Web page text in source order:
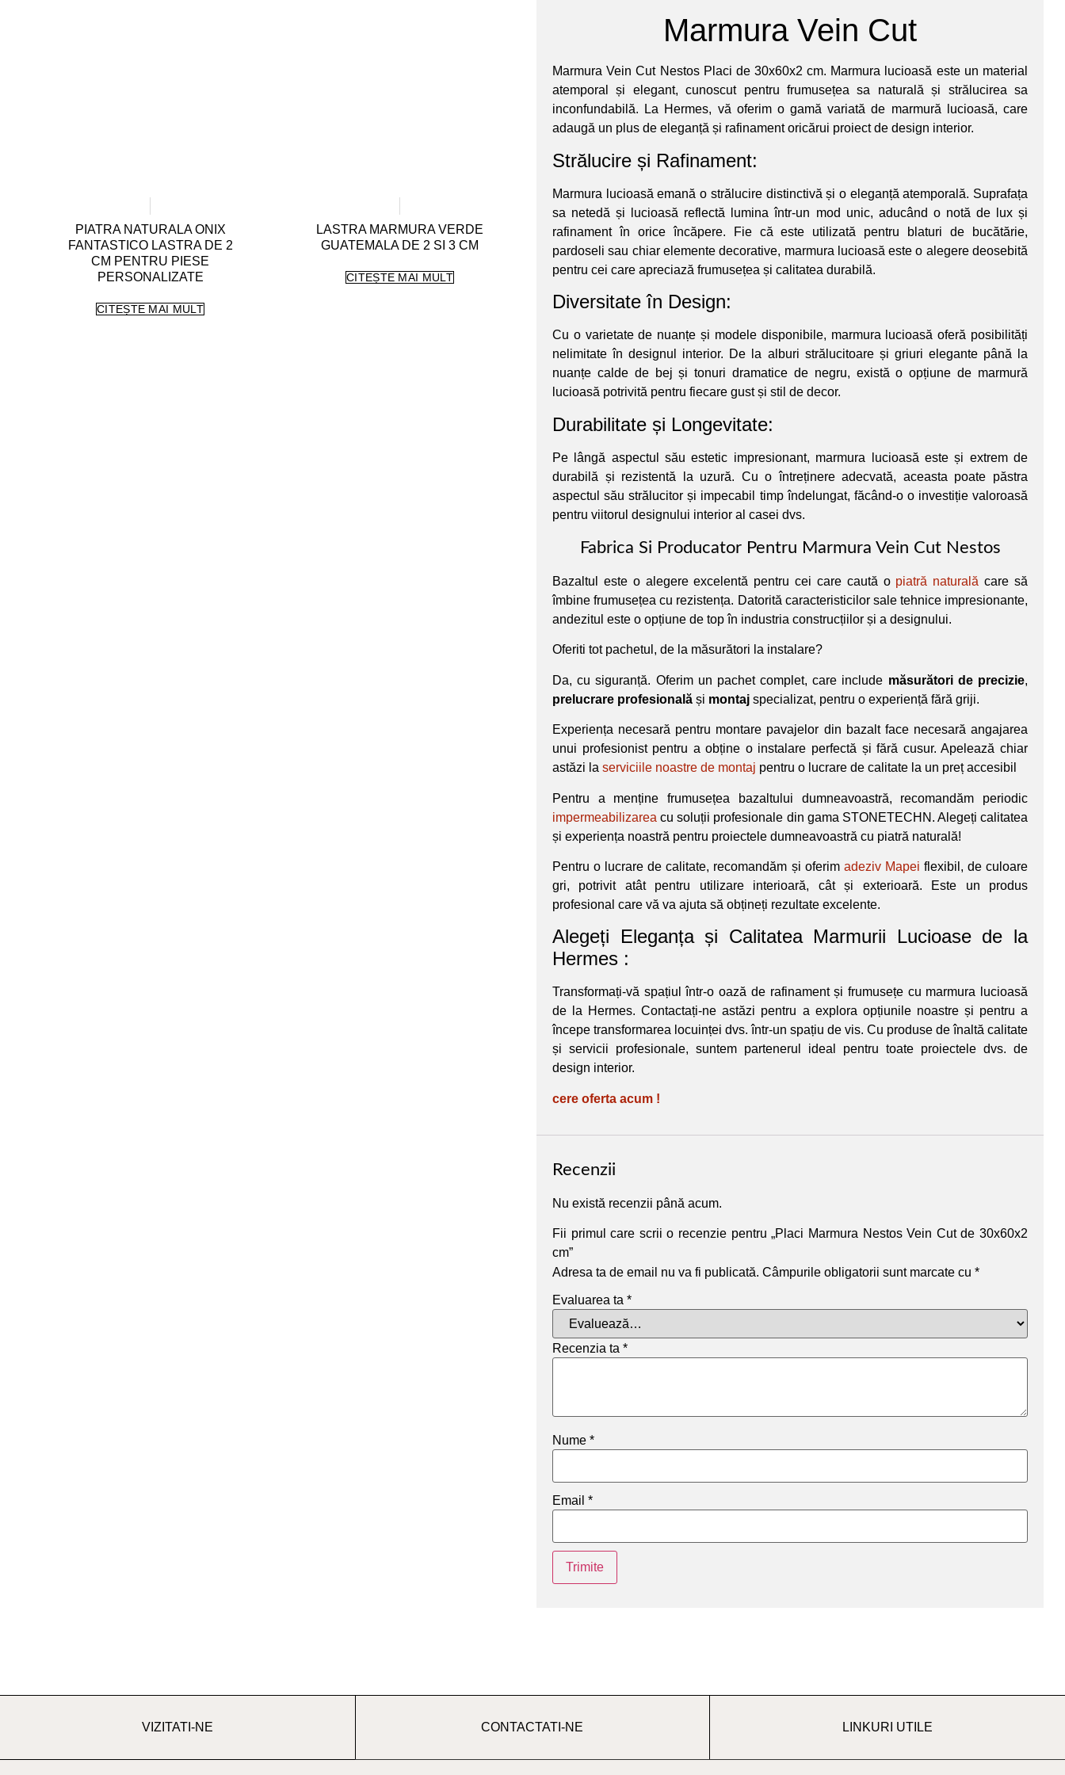
PIATRA NATURALA ONIX
FANTASTICO LASTRA DE 2
CM PENTRU PIESE
PERSONALIZATE
CITEȘTE MAI MULT
LASTRA MARMURA VERDE
GUATEMALA DE 2 SI 3 CM
CITEȘTE MAI MULT
Marmura Vein Cut
Marmura Vein Cut Nestos Placi de 30x60x2 cm. Marmura lucioasă este un material
atemporal și elegant, cunoscut pentru frumusețea sa naturală și strălucirea sa
inconfundabilă. La Hermes, vă oferim o gamă variată de marmură lucioasă, care
adaugă un plus de eleganță și rafinament oricărui proiect de design interior.
Strălucire și Rafinament:
Marmura lucioasă emană o strălucire distinctivă și o eleganță atemporală. Suprafața
sa netedă și lucioasă reflectă lumina într-un mod unic, aducând o notă de lux și
rafinament în orice încăpere. Fie că este utilizată pentru blaturi de bucătărie,
pardoseli sau chiar elemente decorative, marmura lucioasă este o alegere deosebită
pentru cei care apreciază frumusețea și calitatea durabilă.
Diversitate în Design:
Cu o varietate de nuanțe și modele disponibile, marmura lucioasă oferă posibilități
nelimitate în designul interior. De la alburi strălucitoare și griuri elegante până la
nuanțe calde de bej și tonuri dramatice de negru, există o opțiune de marmură
lucioasă potrivită pentru fiecare gust și stil de decor.
Durabilitate și Longevitate:
Pe lângă aspectul său estetic impresionant, marmura lucioasă este și extrem de
durabilă și rezistentă la uzură. Cu o întreținere adecvată, aceasta poate păstra
aspectul său strălucitor și impecabil timp îndelungat, făcând-o o investiție valoroasă
pentru viitorul designului interior al casei dvs.
Fabrica Si Producator Pentru Marmura Vein Cut Nestos
Bazaltul este o alegere excelentă pentru cei care caută o piatră naturală care să
îmbine frumusețea cu rezistența. Datorită caracteristicilor sale tehnice impresionante,
andezitul este o opțiune de top în industria construcțiilor și a designului.
Oferiti tot pachetul, de la măsurători la instalare?
Da, cu siguranță. Oferim un pachet complet, care include măsurători de precizie,
prelucrare profesională și montaj specializat, pentru o experiență fără griji.
Experiența necesară pentru montare pavajelor din bazalt face necesară angajarea
unui profesionist pentru a obține o instalare perfectă și fără cusur. Apelează chiar
astăzi la serviciile noastre de montaj pentru o lucrare de calitate la un preț accesibil
Pentru a menține frumusețea bazaltului dumneavoastră, recomandăm periodic
impermeabilizarea cu soluții profesionale din gama STONETECHN. Alegeți calitatea
și experiența noastră pentru proiectele dumneavoastră cu piatră naturală!
Pentru o lucrare de calitate, recomandăm și oferim adeziv Mapei flexibil, de culoare
gri, potrivit atât pentru utilizare interioară, cât și exterioară. Este un produs
profesional care vă va ajuta să obțineți rezultate excelente.
Alegeți Eleganța și Calitatea Marmurii Lucioase de la
Hermes :
Transformați-vă spațiul într-o oază de rafinament și frumusețe cu marmura lucioasă
de la Hermes. Contactați-ne astăzi pentru a explora opțiunile noastre și pentru a
începe transformarea locuinței dvs. într-un spațiu de vis. Cu produse de înaltă calitate
și servicii profesionale, suntem partenerul ideal pentru toate proiectele dvs. de
design interior.
cere oferta acum !
Recenzii
Nu există recenzii până acum.
Fii primul care scrii o recenzie pentru „Placi Marmura Nestos Vein Cut de 30x60x2
cm”
Adresa ta de email nu va fi publicată. Câmpurile obligatorii sunt marcate cu *
Evaluarea ta *
Recenzia ta *
Nume *
Email *
VIZITATI-NE CONTACTATI-NE LINKURI UTILE